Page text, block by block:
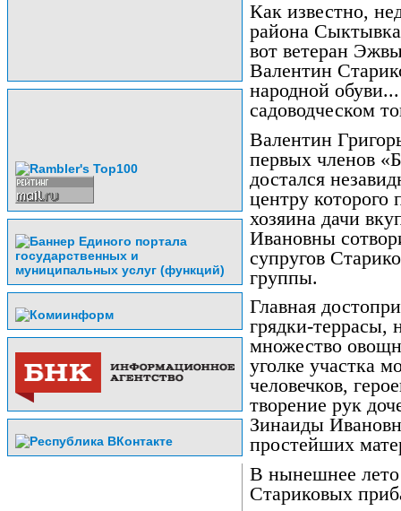
Как известно,
района
вот ветеран
Валентин
народной
садоводческом
Валентин
первых членов
достался
центру которого
хозяина дачи
Ивановны
супругов
группы.
Главная
грядки-террасы,
множество
уголке участка
человечков,
творение рук
Зинаиды
простейших
В нынешнее лето
Стариковых